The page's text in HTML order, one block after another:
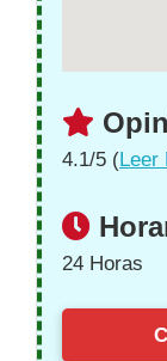
4.1/5 (Leer
24 Horas